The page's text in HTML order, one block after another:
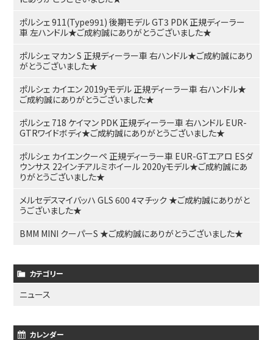
ポルシェ 911(Type991) 後期モデル GT3 PDK 正規ディーラー
車 左ハンドル★ご成約誠にありがとうございました★
ポルシェ マカン S 正規ディーラー車 右ハンドル★ご成約誠にあり
がとうございました★
ポルシェ カイエン 2019yモデル 正規ディーラー車 右ハンドル★
ご成約誠にありがとうございました★
ポルシェ 718 ケイマン PDK 正規ディーラー車 右ハンドル EUR-
GTRワイドボディ★ご成約誠にありがとうございました★
ポルシェ カイエンクーペ 正規ディーラー車 EUR-GTエアロ ESダ
ウンサス 22インチアルミホイール 2020yモデル★ご成約誠にあ
りがとうございました★
メルセデスマイバッハ GLS 600 4マチック ★ご成約誠にありがと
うございました★
BMM MINI クーパーS ★ご成約誠にありがとうございました★
カテゴリー
ニュース
カレンダー